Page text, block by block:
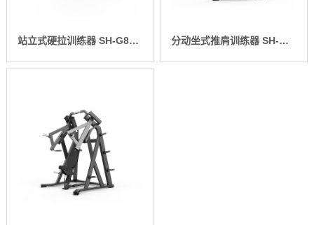
站立式硬拉训练器 SH-G8914 分动坐式推肩训练器 SH-G8913